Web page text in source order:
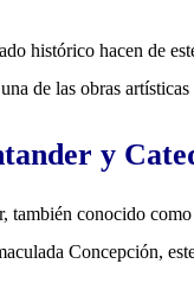
histórico hacen de
de las obras
y
también conocido
Concepción,